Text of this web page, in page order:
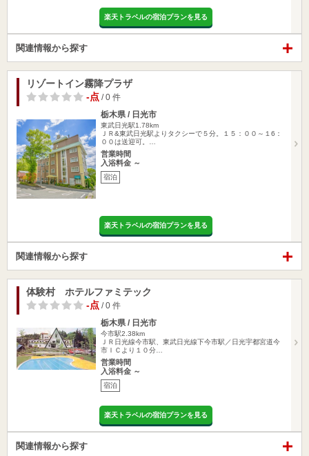
楽天トラベルの宿泊プランを見る
関連情報から探す
リゾートイン霧降プラザ
-点 / 0 件
栃木県 / 日光市
東武日光駅1.78km
ＪＲ&東武日光駅よりタクシーで５分。１５：００～１6：
００は送迎可。…
営業時間
入浴料金 ～
宿泊
楽天トラベルの宿泊プランを見る
関連情報から探す
体験村 ホテルファミテック
-点 / 0 件
栃木県 / 日光市
今市駅2.38km
ＪＲ日光線今市駅、東武日光線下今市駅／日光宇都宮道今
市ＩＣより１０分…
営業時間
入浴料金 ～
宿泊
楽天トラベルの宿泊プランを見る
関連情報から探す